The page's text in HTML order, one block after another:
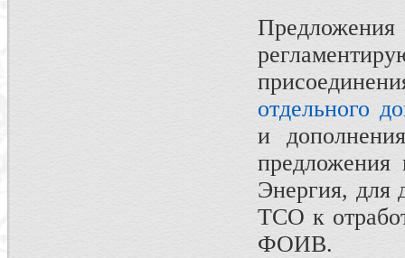
отдельного
и
предложения
Энергия, для
ТСО к
ФОИВ.